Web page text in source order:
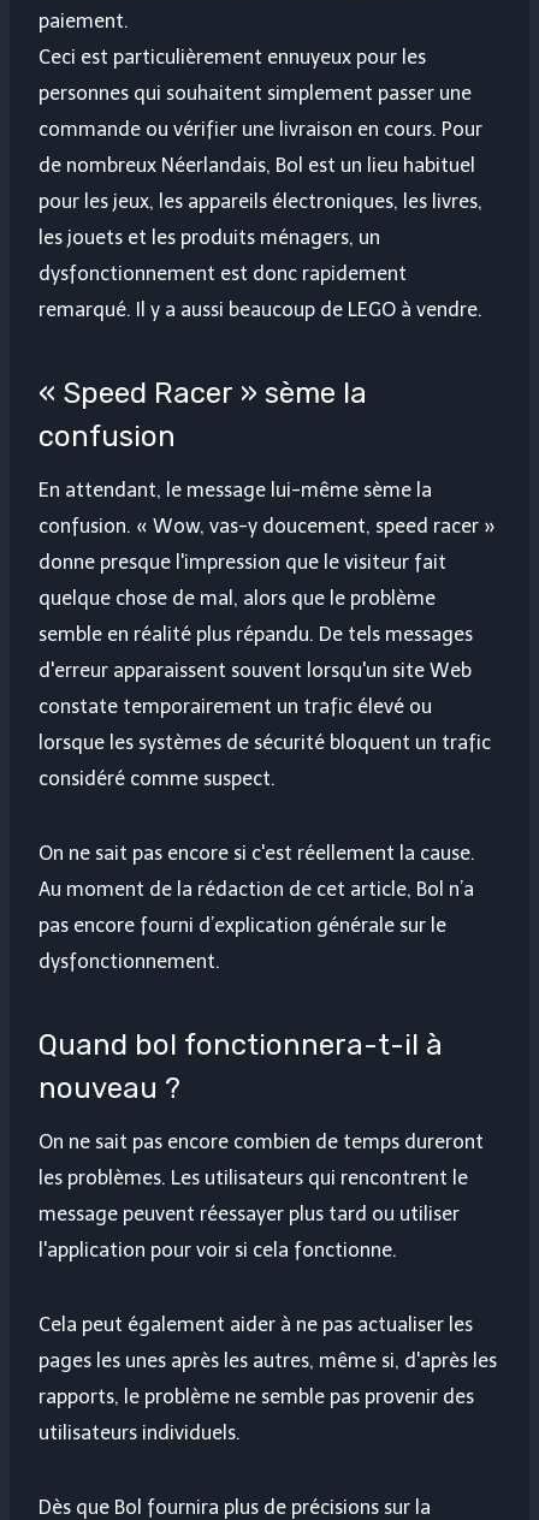
paiement.
Ceci est particulièrement ennuyeux pour les
personnes qui souhaitent simplement passer une
commande ou vérifier une livraison en cours. Pour
de nombreux Néerlandais, Bol est un lieu habituel
pour les jeux, les appareils électroniques, les livres,
les jouets et les produits ménagers, un
dysfonctionnement est donc rapidement
remarqué. Il y a aussi beaucoup de LEGO à vendre.
« Speed ​​​​Racer » sème la
confusion
En attendant, le message lui-même sème la
confusion. « Wow, vas-y doucement, speed racer »
donne presque l'impression que le visiteur fait
quelque chose de mal, alors que le problème
semble en réalité plus répandu. De tels messages
d'erreur apparaissent souvent lorsqu'un site Web
constate temporairement un trafic élevé ou
lorsque les systèmes de sécurité bloquent un trafic
considéré comme suspect.
On ne sait pas encore si c'est réellement la cause.
Au moment de la rédaction de cet article, Bol n’a
pas encore fourni d’explication générale sur le
dysfonctionnement.
Quand bol fonctionnera-t-il à
nouveau ?
On ne sait pas encore combien de temps dureront
les problèmes. Les utilisateurs qui rencontrent le
message peuvent réessayer plus tard ou utiliser
l'application pour voir si cela fonctionne.
Cela peut également aider à ne pas actualiser les
pages les unes après les autres, même si, d'après les
rapports, le problème ne semble pas provenir des
utilisateurs individuels.
Dès que Bol fournira plus de précisions sur la